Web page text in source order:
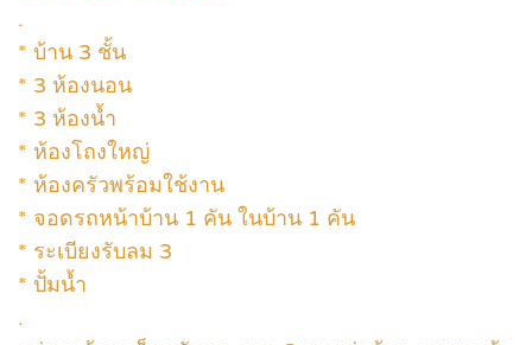
.
* บ้าน 3 ชั้น
* 3 ห้องนอน
* 3 ห้องน้ำ
* ห้องโถงใหญ่
* ห้องครัวพร้อมใช้งาน
* จอดรถหน้าบ้าน 1 คัน ในบ้าน 1 คัน
* ระเบียงรับลม 3
* ปั้มน้ำ
.